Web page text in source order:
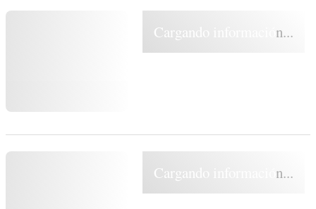
Cargando información...
Cargando información...